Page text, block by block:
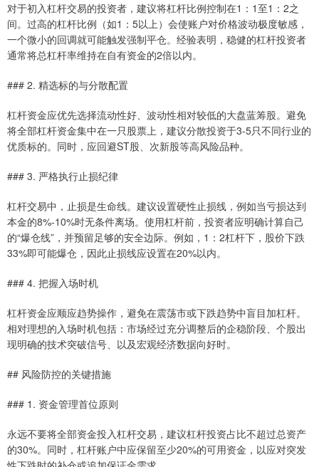
对于初入杠杆交易的投资者，建议将杠杆比例控制在1：1至1：2之
间。过高的杠杆比例（如1：5以上）会使账户对价格波动极度敏感，
一个微小的回调就可能触发强制平仓。经验表明，稳健的杠杆投资者
通常将总杠杆率维持在自有资金的2倍以内。
### 2. 精选标的与分散配置
杠杆资金应优先选择流动性好、波动性相对较低的大盘蓝筹股。避免
将全部杠杆资金集中在一只股票上，建议分散投资于3-5只不同行业的
优质标的。同时，应回避ST股、次新股等高风险品种。
### 3. 严格执行止损纪律
杠杆交易中，止损是生命线。建议设置硬性止损线，例如当亏损达到
本金的8%-10%时无条件离场。使用杠杆前，投资者应明确计算自己
的“爆仓线”，并预留足够的安全边际。例如，1：2杠杆下，股价下跌
33%即可能爆仓，因此止损线应设置在20%以内。
### 4. 把握入场时机
杠杆资金应顺应趋势操作，避免在震荡市或下跌趋势中盲目加杠杆。
相对理想的入场时机包括：市场经过充分调整后的企稳阶段、个股出
现明确的技术突破信号、以及宏观经济数据向好时。
## 风险防控的关键措施
### 1. 资金管理首位原则
永远不要将全部资金投入杠杆交易，建议杠杆投资占比不超过总资产
的30%。同时，杠杆账户中应保留至少20%的可用资金，以应对突发